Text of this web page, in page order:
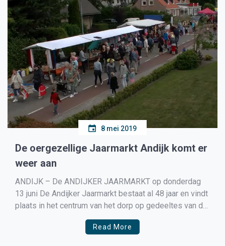
8 mei 2019
De oergezellige Jaarmarkt Andijk komt er
weer aan
ANDIJK – De ANDIJKER JAARMARKT op donderdag
13 juni De Andijker Jaarmarkt bestaat al 48 jaar en vindt
plaats in het centrum van het dorp op gedeeltes van de
Middenweg en de Kleingouw. Er staan dik 100
handelaren, verenigingen, aanbieders van
Read More